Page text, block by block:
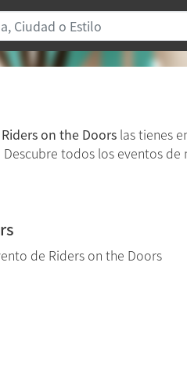
Riders on the Doors las tienes
todos los eventos
de Riders on the Doors